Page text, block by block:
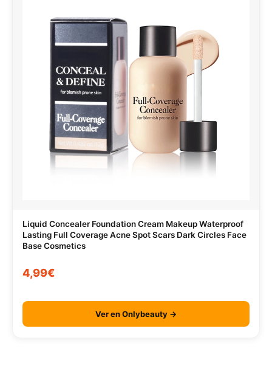
Liquid Concealer Foundation Cream Makeup Waterproof
Lasting Full Coverage Acne Spot Scars Dark Circles Face
Base Cosmetics
4,99€
Ver en Onlybeauty →